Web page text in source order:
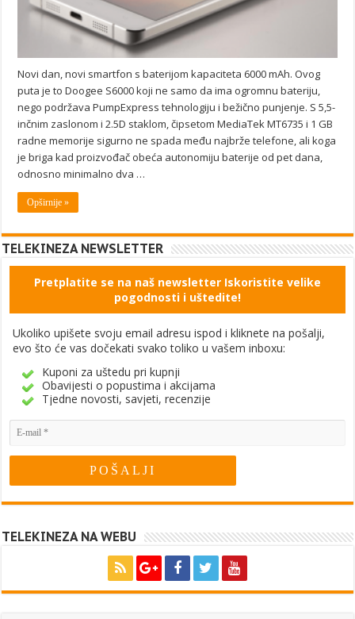
Novi dan, novi smartfon s baterijom kapaciteta 6000 mAh. Ovog
puta je to Doogee S6000 koji ne samo da ima ogromnu bateriju,
nego podržava PumpExpress tehnologiju i bežično punjenje. S 5,5-
inčnim zaslonom i 2.5D staklom, čipsetom MediaTek MT6735 i 1 GB
radne memorije sigurno ne spada među najbrže telefone, ali koga
je briga kad proizvođač obeća autonomiju baterije od pet dana,
odnosno minimalno dva …
Opširnije »
TELEKINEZA NEWSLETTER
Pretplatite se na naš newsletter Iskoristite velike
pogodnosti i uštedite!
Ukoliko upišete svoju email adresu ispod i kliknete na pošalji,
evo što će vas dočekati svako toliko u vašem inboxu:
Kuponi za uštedu pri kupnji
Obavijesti o popustima i akcijama
Tjedne novosti, savjeti, recenzije
TELEKINEZA NA WEBU